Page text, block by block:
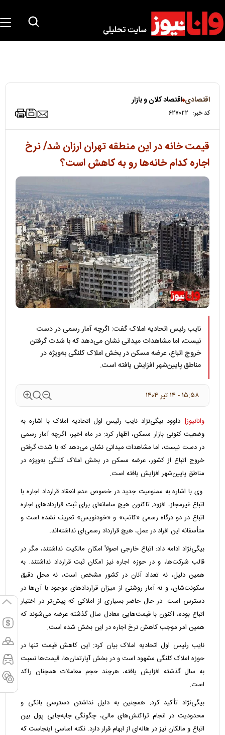
اقتصادی اقتصاد کلان و بازار
کد خبر: ۶۲۷۰۲۲
قیمت خانه در این منطقه تهران ارزان شد/ نرخ
اجاره کدام خانه‌ها رو به کاهش است؟
نایب رئیس اتحادیه املاک گفت: اگرچه آمار رسمی در دست
نیست، اما مشاهدات میدانی نشان می‌دهد که با شدت گرفتن
خروج اتباع، عرضه مسکن در بخش املاک کلنگی به‌ویژه در
مناطق پایین‌شهر افزایش یافته است.
۱۵:۵۸ - ۱۴ تير ۱۴۰۴
وانانیوز| داوود بیگی‌نژاد نایب رئیس اول اتحادیه املاک با اشاره به
وضعیت کنونی بازار مسکن، اظهار کرد: در ماه اخیر، اگرچه آمار رسمی
در دست نیست، اما مشاهدات میدانی نشان می‌دهد که با شدت گرفتن
خروج اتباع از کشور، عرضه مسکن در بخش املاک کلنگی به‌ویژه در
مناطق پایین‌شهر افزایش یافته است.
وی با اشاره به ممنوعیت جدید در خصوص عدم انعقاد قرارداد اجاره با
اتباع غیرمجاز، افزود: تاکنون هیچ سامانه‌ای برای ثبت قراردادهای اجاره
اتباع در دو درگاه رسمی «کاتب» و «خودنویس» تعریف نشده است و
متأسفانه این افراد در عمل، هیچ قرارداد رسمی‌ای نداشته‌اند.
بیگی‌نژاد ادامه داد: اتباع خارجی اصولاً امکان مالکیت نداشتند، مگر در
قالب شرکت‌ها، و در حوزه اجاره نیز امکان ثبت قرارداد نداشتند. به
همین دلیل، نه تعداد آنان در کشور مشخص است، نه محل دقیق
سکونت‌شان، و نه آمار روشنی از میزان قراردادهای موجود با آن‌ها در
دسترس است. در حال حاضر بسیاری از املاکی که پیش‌تر در اختیار
اتباع بوده، اکنون با قیمت‌هایی معادل سال گذشته عرضه می‌شوند که
همین امر موجب کاهش نرخ اجاره در این بخش شده است.
نایب رئیس اول اتحادیه املاک بیان کرد: این کاهش قیمت تنها در
حوزه املاک کلنگی مشهود است و در بخش آپارتمان‌ها، قیمت‌ها نسبت
به سال گذشته افزایش یافته، هرچند حجم معاملات همچنان راکد
است.
بیگی‌نژاد تأکید کرد: همچنین به دلیل نداشتن دسترسی بانکی و
محدودیت در انجام تراکنش‌های مالی، چگونگی جابه‌جایی پول بین
اتباع و مالکان نیز در هاله‌ای از ابهام قرار دارد. نکته اساسی اینجاست که